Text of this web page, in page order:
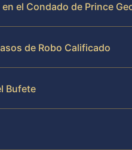
el Condado de Prince
de Robo Calificado
Bufete